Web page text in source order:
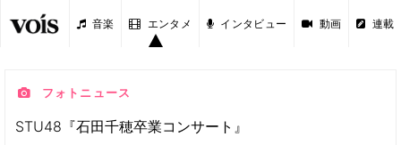
音楽 エンタメ インタビュー 動画 連載
フォトニュース
STU48『石田千穂卒業コンサート』